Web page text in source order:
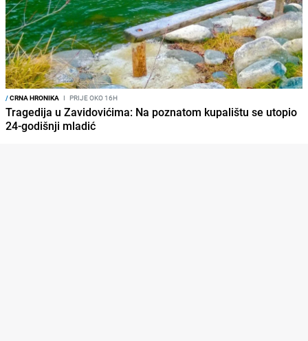
/CRNA HRONIKA I PRIJE OKO 16H
Tragedija u Zavidovićima: Na poznatom kupalištu se utopio
24-godišnji mladić